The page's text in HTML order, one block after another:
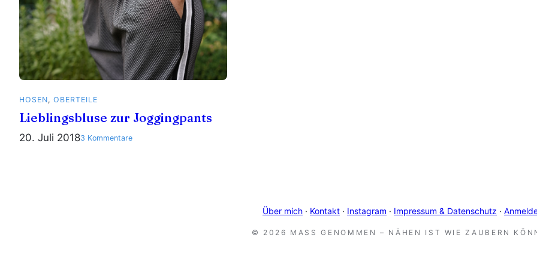
HOSEN, OBERTEILE
Lieblingsbluse zur Joggingpants
20. Juli 20183 Kommentarezu
Über mich · Kontakt · Instagram · Impressum & Datenschutz ·
© 2026 MASS GENOMMEN – NÄHEN IST WIE ZAUBERN